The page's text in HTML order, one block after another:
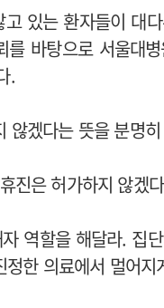
있는 환자들이 대
바탕으로 서울대
.
않겠다는 뜻을 분명
진은 허가하지 않겠
역할을 해달라. 집
한 의료에서 멀어